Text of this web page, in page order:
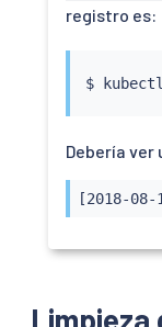
registro es:
$ kubectl
Debería ver
[2018-